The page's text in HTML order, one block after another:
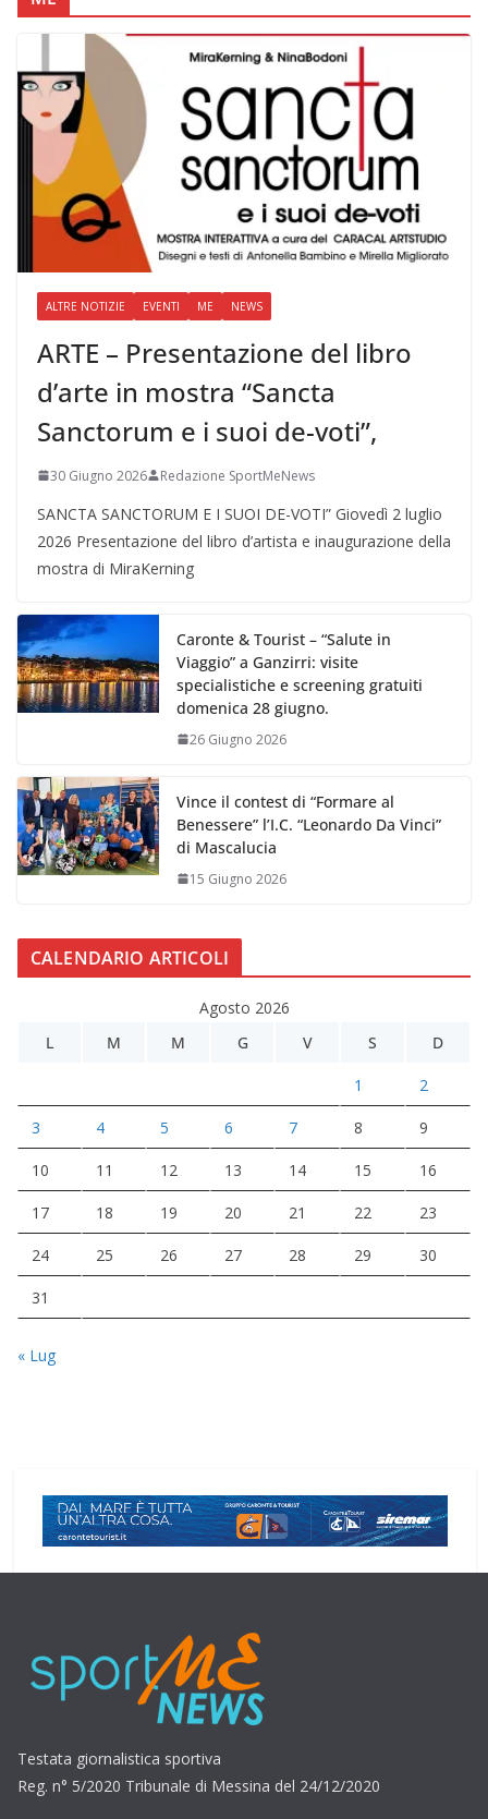
ALTRE NOTIZIE EVENTI ME NEWS
ARTE – Presentazione del libro
d’arte in mostra “Sancta
Sanctorum e i suoi de-voti”,
30 Giugno 2026 Redazione SportMeNews
SANCTA SANCTORUM E I SUOI DE-VOTI” Giovedì 2 luglio
2026 Presentazione del libro d’artista e inaugurazione della
mostra di MiraKerning
Caronte & Tourist – “Salute in
Viaggio” a Ganzirri: visite
specialistiche e screening gratuiti
domenica 28 giugno.
26 Giugno 2026
Vince il contest di “Formare al
Benessere” l’I.C. “Leonardo Da Vinci”
di Mascalucia
15 Giugno 2026
CALENDARIO ARTICOLI
Agosto 2026
L
M M G V S D
1 2
3 4 5 6 7 8 9
10 11 12 13 14 15 16
17 18 19 20 21 22 23
24 25 26 27 28 29 30
31
« Lug
Testata giornalistica sportiva
Reg. n° 5/2020 Tribunale di Messina del 24/12/2020